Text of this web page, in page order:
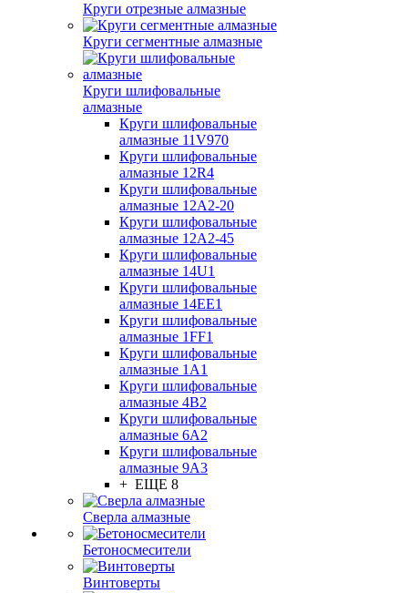
Круги отрезные алмазные
Круги сегментные алмазные
Круги шлифовальные
алмазные
Круги шлифовальные
алмазные 11V970
Круги шлифовальные
алмазные 12R4
Круги шлифовальные
алмазные 12А2-20
Круги шлифовальные
алмазные 12А2-45
Круги шлифовальные
алмазные 14U1
Круги шлифовальные
алмазные 14ЕЕ1
Круги шлифовальные
алмазные 1FF1
Круги шлифовальные
алмазные 1А1
Круги шлифовальные
алмазные 4В2
Круги шлифовальные
алмазные 6A2
Круги шлифовальные
алмазные 9А3
+ ЕЩЕ 8
Сверла алмазные
Бетоносмесители
Винтоверты